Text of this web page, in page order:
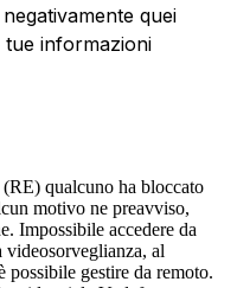
quei
tue informazioni